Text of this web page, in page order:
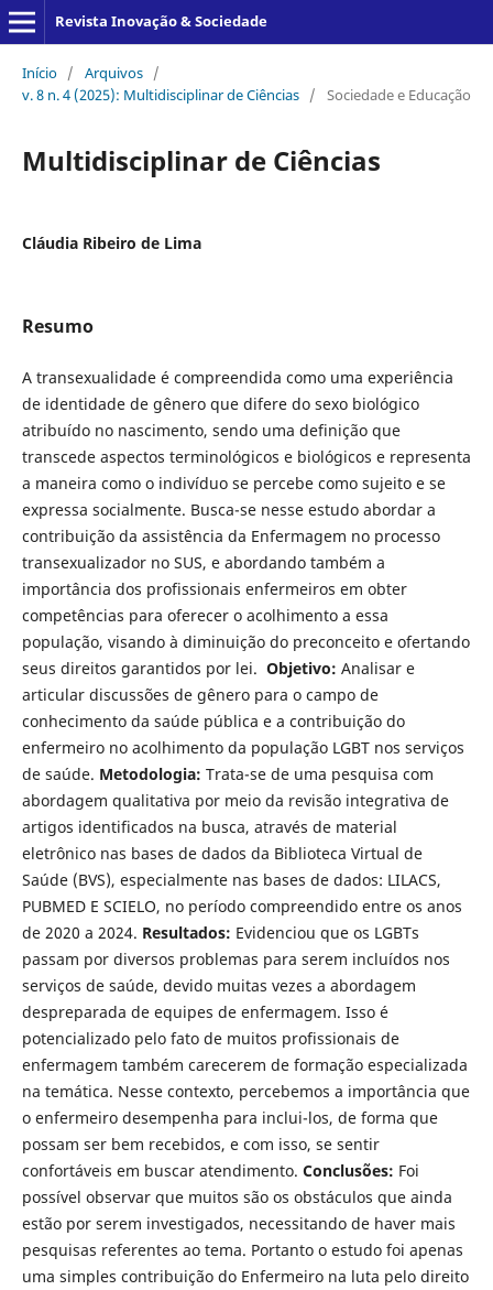
Revista Inovação & Sociedade
Início / Arquivos /
v. 8 n. 4 (2025): Multidisciplinar de Ciências / Sociedade e Educação
Multidisciplinar de Ciências
Cláudia Ribeiro de Lima
Resumo
A transexualidade é compreendida como uma experiência
de identidade de gênero que difere do sexo biológico
atribuído no nascimento, sendo uma definição que
transcede aspectos terminológicos e biológicos e representa
a maneira como o indivíduo se percebe como sujeito e se
expressa socialmente. Busca-se nesse estudo abordar a
contribuição da assistência da Enfermagem no processo
transexualizador no SUS, e abordando também a
importância dos profissionais enfermeiros em obter
competências para oferecer o acolhimento a essa
população, visando à diminuição do preconceito e ofertando
seus direitos garantidos por lei. Objetivo: Analisar e
articular discussões de gênero para o campo de
conhecimento da saúde pública e a contribuição do
enfermeiro no acolhimento da população LGBT nos serviços
de saúde. Metodologia: Trata-se de uma pesquisa com
abordagem qualitativa por meio da revisão integrativa de
artigos identificados na busca, através de material
eletrônico nas bases de dados da Biblioteca Virtual de
Saúde (BVS), especialmente nas bases de dados: LILACS,
PUBMED E SCIELO, no período compreendido entre os anos
de 2020 a 2024. Resultados: Evidenciou que os LGBTs
passam por diversos problemas para serem incluídos nos
serviços de saúde, devido muitas vezes a abordagem
despreparada de equipes de enfermagem. Isso é
potencializado pelo fato de muitos profissionais de
enfermagem também carecerem de formação especializada
na temática. Nesse contexto, percebemos a importância que
o enfermeiro desempenha para inclui-los, de forma que
possam ser bem recebidos, e com isso, se sentir
confortáveis em buscar atendimento. Conclusões: Foi
possível observar que muitos são os obstáculos que ainda
estão por serem investigados, necessitando de haver mais
pesquisas referentes ao tema. Portanto o estudo foi apenas
uma simples contribuição do Enfermeiro na luta pelo direito